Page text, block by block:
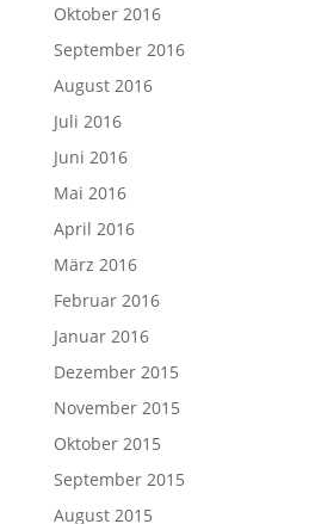
Oktober 2016
September 2016
August 2016
Juli 2016
Juni 2016
Mai 2016
April 2016
März 2016
Februar 2016
Januar 2016
Dezember 2015
November 2015
Oktober 2015
September 2015
August 2015